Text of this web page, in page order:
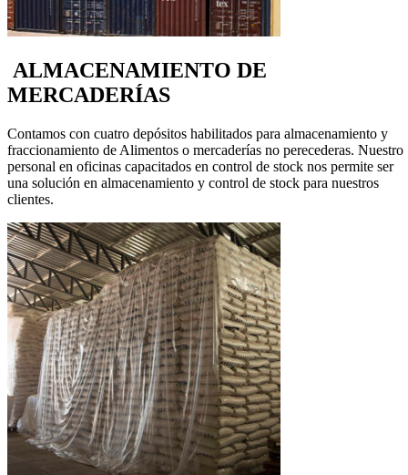
ALMACENAMIENTO DE
MERCADERÍAS
Contamos con cuatro depósitos habilitados para almacenamiento y
fraccionamiento de Alimentos o mercaderías no perecederas. Nuestro
personal en oficinas capacitados en control de stock nos permite ser
una solución en almacenamiento y control de stock para nuestros
clientes.